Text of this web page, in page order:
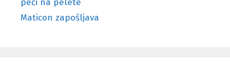
peći na pelete
Maticon zapošljava